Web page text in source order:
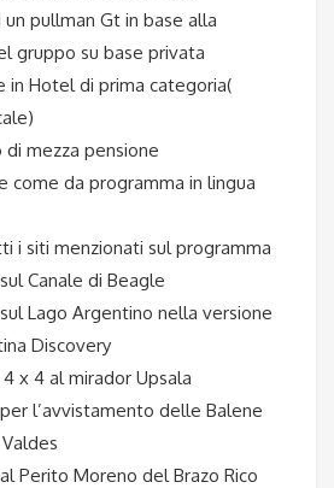
pullman Gt in base alla
gruppo su base privata
in Hotel di prima categoria(
mezza pensione
come da programma in lingua
i siti menzionati sul programma
Canale di Beagle
Lago Argentino nella versione
Discovery
x 4 al mirador Upsala
l’avvistamento delle Balene
Perito Moreno del Brazo Rico